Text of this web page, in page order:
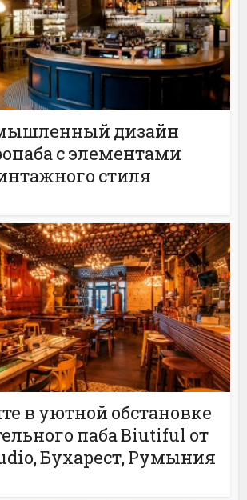
дизайн
с элементами
стиля
в уютной обстановке
паба Biutiful от
Бухарест, Румыния